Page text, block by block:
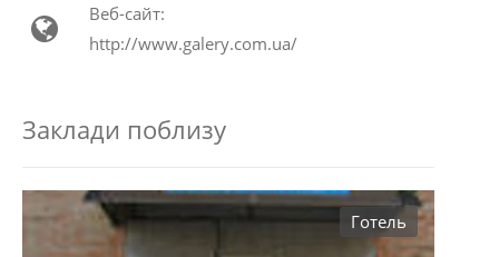
Веб-сайт:
http://www.galery.com.ua/
Заклади поблизу
Готель